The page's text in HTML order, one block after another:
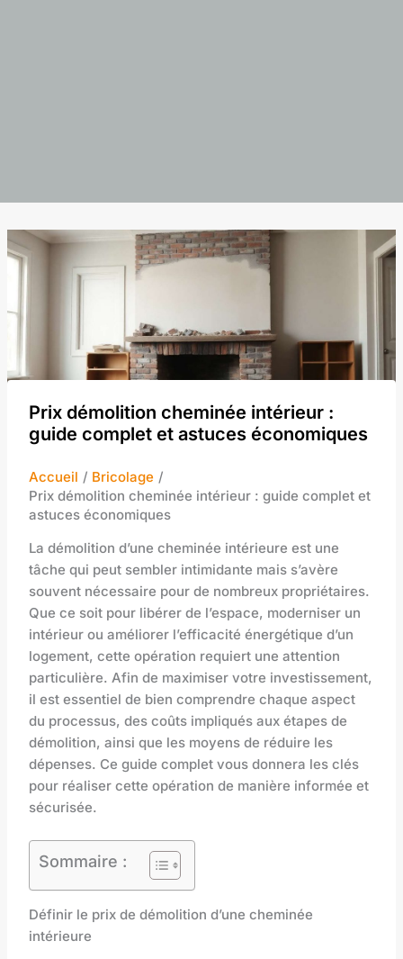
Prix démolition cheminée intérieur :
guide complet et astuces économiques
Accueil
Bricolage
Prix démolition cheminée intérieur : guide complet et
astuces économiques
La démolition d’une cheminée intérieure est une
tâche qui peut sembler intimidante mais s’avère
souvent nécessaire pour de nombreux propriétaires.
Que ce soit pour libérer de l’espace, moderniser un
intérieur ou améliorer l’efficacité énergétique d’un
logement, cette opération requiert une attention
particulière. Afin de maximiser votre investissement,
il est essentiel de bien comprendre chaque aspect
du processus, des coûts impliqués aux étapes de
démolition, ainsi que les moyens de réduire les
dépenses. Ce guide complet vous donnera les clés
pour réaliser cette opération de manière informée et
sécurisée.
Sommaire :
Définir le prix de démolition d’une cheminée
intérieure